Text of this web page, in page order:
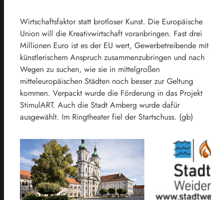
Wirtschaftsfaktor statt brotloser Kunst. Die Europäische
Union will die Kreativwirtschaft voranbringen. Fast drei
Millionen Euro ist es der EU wert, Gewerbetreibende mit
künstlerischem Anspruch zusammenzubringen und nach
Wegen zu suchen, wie sie in mittelgroßen
mitteleuropäischen Städten noch besser zur Geltung
kommen. Verpackt wurde die Förderung in das Projekt
StimulART. Auch die Stadt Amberg wurde dafür
ausgewählt. Im Ringtheater fiel der Startschuss. (gb)